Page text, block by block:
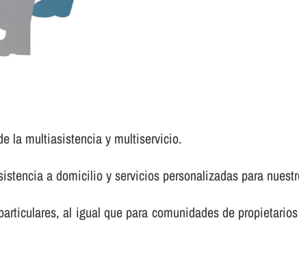
la multiasistencia y multiservicio.
a domicilio y servicios personalizadas para
al igual que para comunidades de